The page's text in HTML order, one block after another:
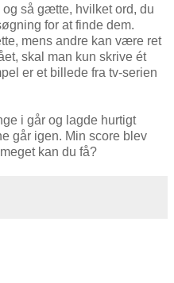
så gætte, hvilket ord, du
for at finde dem.
mens andre kan være ret
skal man kun skrive ét
er et billede fra tv-serien
i går og lagde hurtigt
går igen. Min score blev
kan du få?